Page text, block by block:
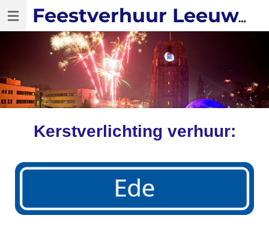
Ga
hoofdinhoud
Feestverhuur Leeuwarden
Kerstverlichting verhuur: